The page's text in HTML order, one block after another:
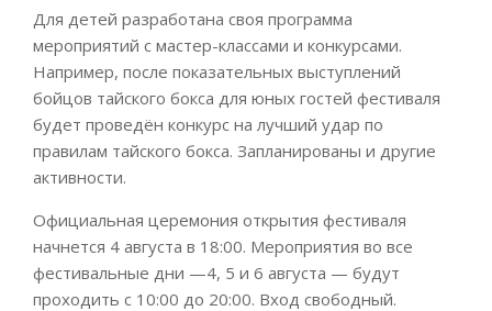
Для детей разработана своя программа
мероприятий с мастер-классами и конкурсами.
Например, после показательных выступлений
бойцов тайского бокса для юных гостей фестиваля
будет проведён конкурс на лучший удар по
правилам тайского бокса. Запланированы и другие
активности.
Официальная церемония открытия фестиваля
начнется 4 августа в 18:00. Мероприятия во все
фестивальные дни —4, 5 и 6 августа — будут
проходить с 10:00 до 20:00. Вход свободный.